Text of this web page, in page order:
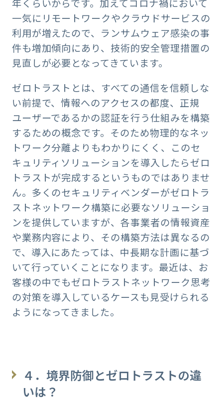
年くらいからです。加えてコロナ禍において
一気にリモートワークやクラウドサービスの
利用が増えたので、ランサムウェア感染の事
件も増加傾向にあり、技術的安全管理措置の
見直しが必要となってきています。
ゼロトラストとは、すべての通信を信頼しな
い前提で、情報へのアクセスの都度、正規
ユーザーであるかの認証を行う仕組みを構築
するための概念です。そのため物理的なネッ
トワーク分離よりもわかりにくく、このセ
キュリティソリューションを導入したらゼロ
トラストが完成するというものではありませ
ん。多くのセキュリティベンダーがゼロトラ
ストネットワーク構築に必要なソリューショ
ンを提供していますが、各事業者の情報資産
や業務内容により、その構築方法は異なるの
で、導入にあたっては、中長期な計画に基づ
いて行っていくことになります。最近は、お
客様の中でもゼロトラストネットワーク思考
の対策を導入しているケースも見受けられる
ようになってきました。
４．境界防御とゼロトラストの違
いは？